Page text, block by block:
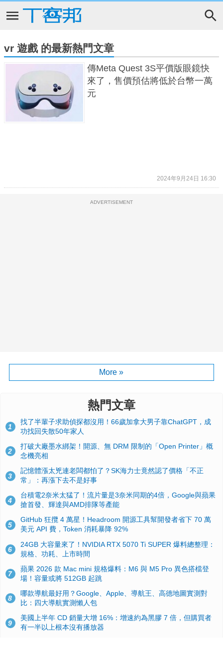
vr 遊戲 的最新熱門文章
傳Meta Quest 3S平價版眼鏡快
來了，售價預估將低於台幣一萬
元
2024年9月24日 16:30
ADVERTISEMENT
More »
熱門文章
1
找了半輩子求助偵探都沒用！66歲加拿大男子靠ChatGPT，成
功找回失散50年家人
2
打破大廠墨水綁架！開源、無 DRM 限制的「Open Printer」概
念機亮相
3
記憶體漲太兇連老闆都怕了？SK海力士竟然認了價格「不正
常」：再漲下去不是好事
4
台積電2奈米太猛了！流片量是3奈米同期的4倍，Google與蘋果
搶首發、輝達與AMD排隊等產能
5
GitHub 狂攬 4 萬星！Headroom 開源工具幫開發者省下 70 萬
美元 API 費，Token 消耗暴降 92%
6
24GB 大容量來了！NVIDIA RTX 5070 Ti SUPER 爆料總整理：
規格、功耗、上市時間
7
蘋果 2026 款 Mac mini 規格爆料：M6 與 M5 Pro 異色搭檔登
場！容量或將 512GB 起跳
8
哪款導航最好用？Google、Apple、導航王、高德地圖實測對
比：四大導航實測懶人包
9
美國上半年 CD 銷量大增 16%：增速約為黑膠 7 倍，但購買者
有一半以上根本沒有播放器